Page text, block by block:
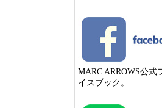
MARC ARROWS公式
イスブック。